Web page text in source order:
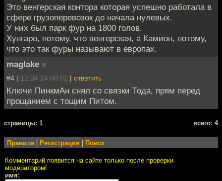
Это венгерская контора которая успешно работала в
сфере грузоперевозок до начала нулевых.
У них был парк фур на 1800 голов.
Хунгаро, потому, что венгерская, а Камион, потому,
что это так фуры называют в европах.
maglake »
#4 | 12.04.24 00:02 | ответить
Ключи ПинкмАн снял со связки Тода, прям перед
прощанием с тощим Питом.
cтраницы: 1 всего: 4
Правила | Регистрация | Поиск
Комментарий появится на сайте только после проверки
модератором!
имя: